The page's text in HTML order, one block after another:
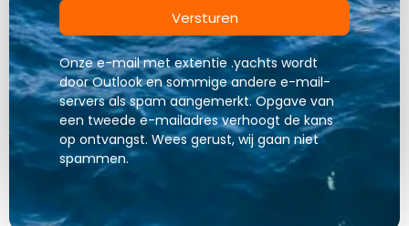
Versturen
Onze e-mail met extentie .yachts wordt
door Outlook en sommige andere e-mail-
servers als spam aangemerkt. Opgave van
een tweede e-mailadres verhoogt de kans
op ontvangst. Wees gerust, wij gaan niet
spammen.